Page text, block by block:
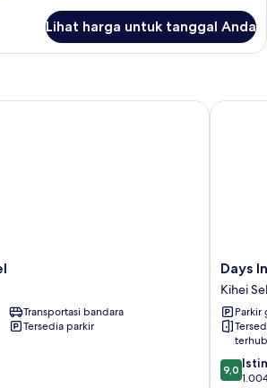
Lihat harga untuk tanggal Anda
Transportasi bandara
Tersedia parkir
Days
Inn
by
Maui
Kihei
Selatan
Days
Kihei
Parkir
9.0
dari
9,0
Days